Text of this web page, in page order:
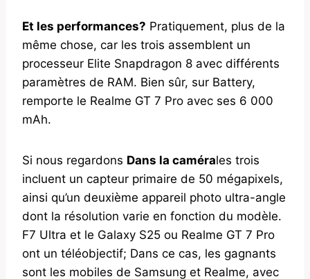
Et les performances? Pratiquement, plus de la
même chose, car les trois assemblent un
processeur Elite Snapdragon 8 avec différents
paramètres de RAM. Bien sûr, sur Battery,
remporte le Realme GT 7 Pro avec ses 6 000
mAh.
Si nous regardons Dans la camérales trois
incluent un capteur primaire de 50 mégapixels,
ainsi qu’un deuxième appareil photo ultra-angle
dont la résolution varie en fonction du modèle.
F7 Ultra et le Galaxy S25 ou Realme GT 7 Pro
ont un téléobjectif; Dans ce cas, les gagnants
sont les mobiles de Samsung et Realme, avec